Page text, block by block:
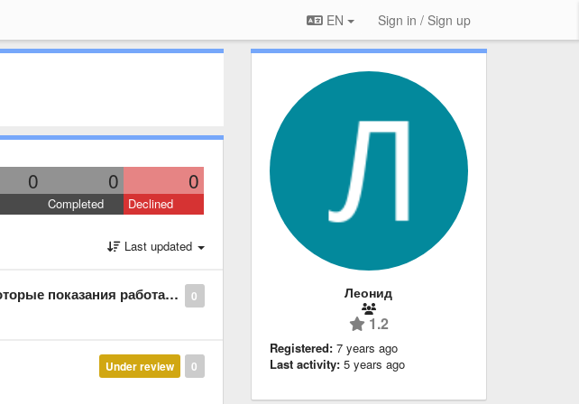
EN Sign in / Sign up
0 0 0
Completed Declined
Last updated
0
в фоне Хобдрайв?
0
Under review
Леонид
1.2
Registered: 7 years ago
Last activity: 5 years ago